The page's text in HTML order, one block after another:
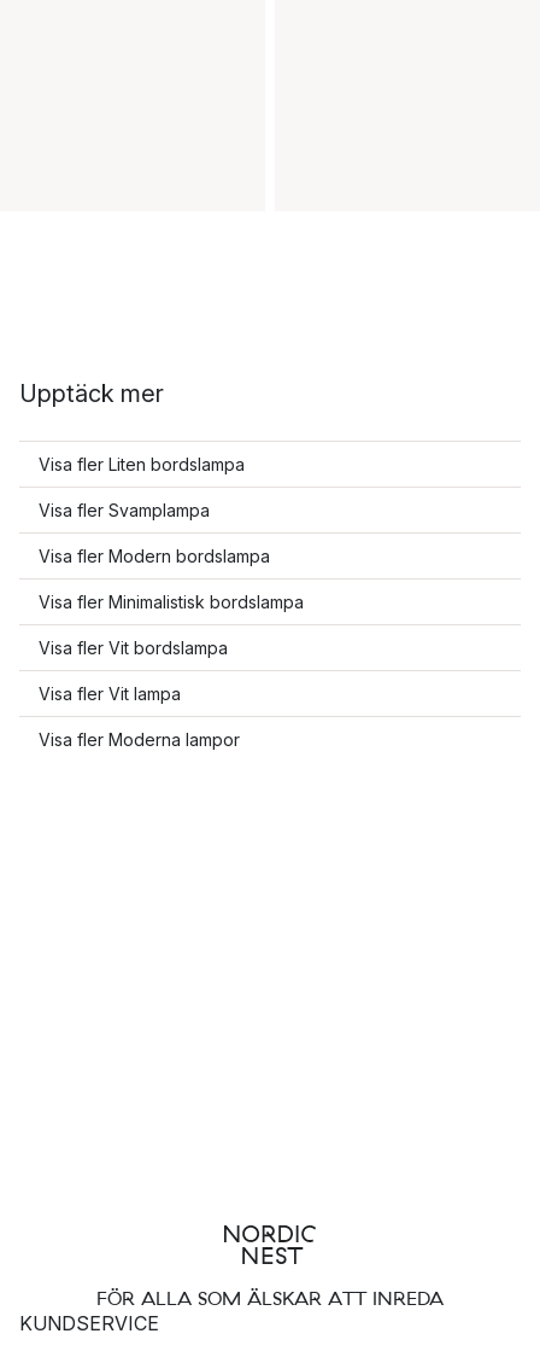
Upptäck mer
Visa fler Liten bordslampa
Visa fler Svamplampa
Visa fler Modern bordslampa
Visa fler Minimalistisk bordslampa
Visa fler Vit bordslampa
Visa fler Vit lampa
Visa fler Moderna lampor
FÖR ALLA SOM ÄLSKAR ATT INREDA
KUNDSERVICE